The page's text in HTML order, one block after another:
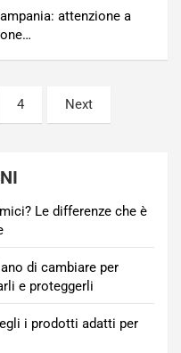
attenzione a
4 Next
Le differenze che è
di cambiare per
e proteggerli
i prodotti adatti per